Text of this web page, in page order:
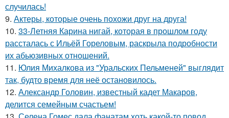
случилась!
9. Актеры, которые очень похожи друг на друга!
10. 33-Летняя Карина нигай, которая в прошлом году
рассталась с Ильёй Гореловым, раскрыла подробности
их абьюзивных отношений.
11. Юлия Михалкова из "Уральских Пельменей" выглядит
так, будто время для неё остановилось.
12. Александр Головин, известный кадет Макаров,
делится семейным счастьем!